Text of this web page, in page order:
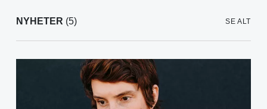
NYHETER (5) SE ALT